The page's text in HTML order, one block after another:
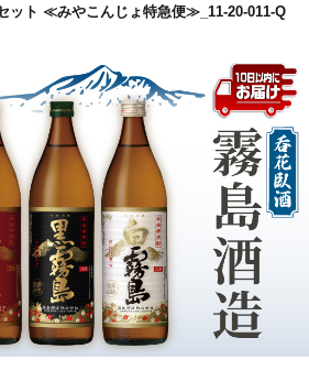
ット ≪みやこんじょ特急便≫_11-20-011-Q